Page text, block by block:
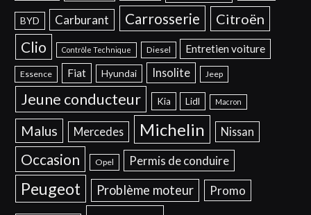
BYD Carburant Carrosserie Citroën
Clio Contrôle Technique Diesel Entretien voiture
Essence Fiat Hyundai Insolite Jeep
Jeune conducteur Kia Lidl Macron
Malus Mercedes Michelin Nissan
Occasion Opel Permis de conduire
Peugeot Problème moteur Promo